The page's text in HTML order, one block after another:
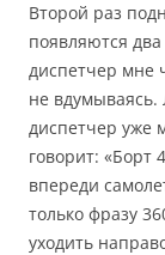
Второй раз
появляются
диспетчер мне
не вдумываясь.
диспетчер уже
говорит: «Борт
впереди
только фразу
уходить